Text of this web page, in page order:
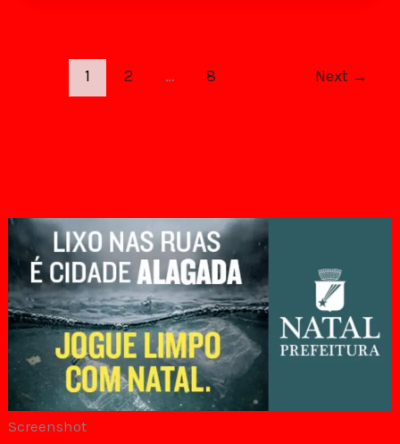
Screenshot
1 2 … 8 Next →